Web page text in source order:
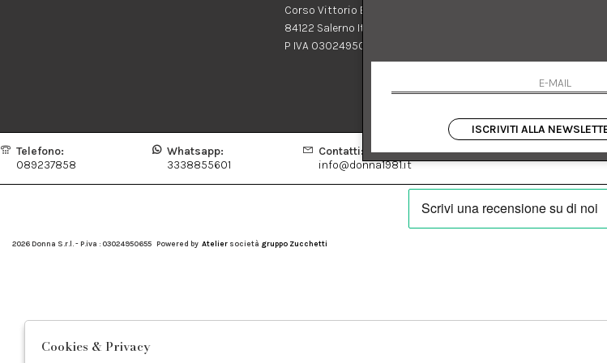
Corso Vittorio Emanuele 182
84122 Salerno Italia
P IVA 03024950655
Termini
Telefono:
089237858
Whatsapp:
3338855601
Contatti:
info@donna1981.it
Facebook
2026 Donna S.r.l. - P.iva : 03024950655 Powered by Atelier società gruppo Zucchetti
ISCRIVITI ALLA
Cookies & Privacy